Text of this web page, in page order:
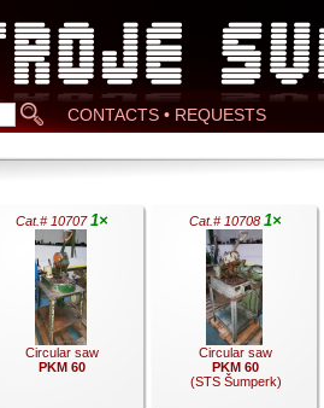
CONTACTS • REQUESTS
Cat.# 107071×
Circular saw
PKM 60
Cat.# 10708 1×
Circular saw
PKM 60
(STS Šumperk)